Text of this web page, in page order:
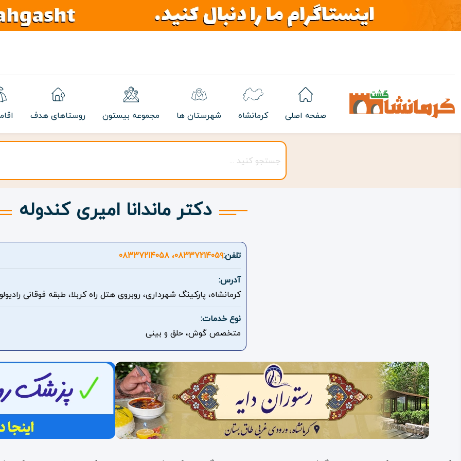
صفحه اصلی کرمانشاه شهرستان ها مجموعه بیستون روستاهای هدف
دکتر ماندانا امیری کندوله
تلفن:۰۸۳۳۷۲۱۴۰۵۹، ۰۸۳۳۷۲۱۴۰۵۸
آدرس:
کرمانشاه، پارکینگ شهرداری، روبروی هتل راه کربلا، طبقه فوقانی
نوع خدمات:
متخصص گوش، حلق و بینی